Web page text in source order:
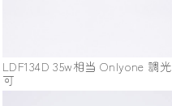
LDF134D 35w相当 Onlyone 調光
可